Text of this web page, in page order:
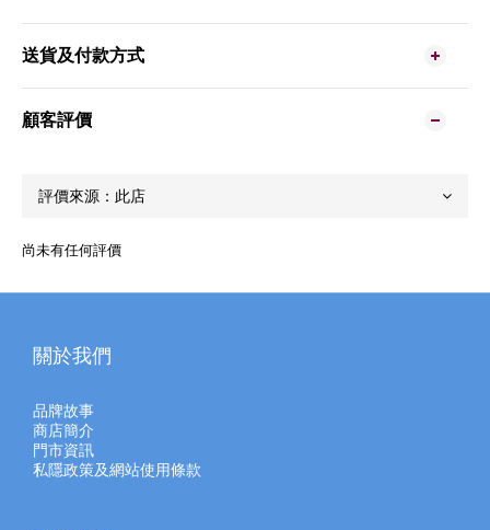
送貨及付款方式
顧客評價
尚未有任何評價
關於我們
品牌故事
商店簡介
門市資訊
私隱政策及網站使用條款